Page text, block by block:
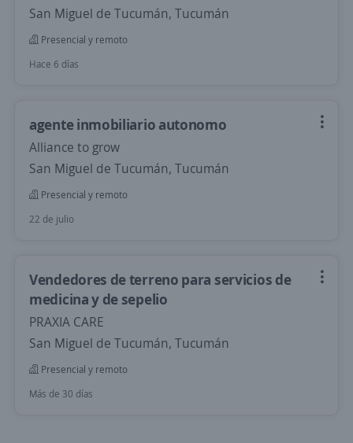
San Miguel de Tucumán, Tucumán
Presencial y remoto
Hace 6 días
agente inmobiliario autonomo
Alliance to grow
San Miguel de Tucumán, Tucumán
Presencial y remoto
22 de julio
Vendedores de terreno para servicios de
medicina y de sepelio
PRAXIA CARE
San Miguel de Tucumán, Tucumán
Presencial y remoto
Más de 30 días